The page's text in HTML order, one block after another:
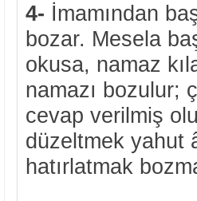
4- İmamından
bozar. Mesela
okusa, namaz
namazı bozulur;
cevap verilmiş
düzeltmek yahut
hatırlatmak